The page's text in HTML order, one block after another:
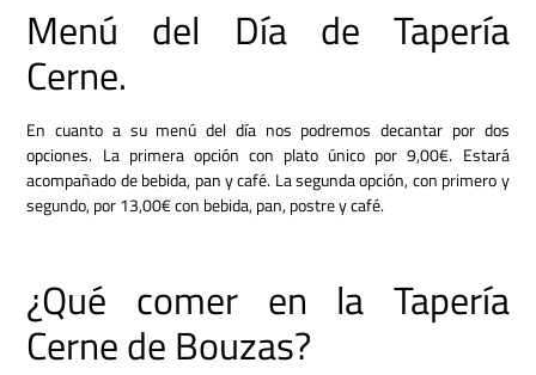
Menú del Día de Tapería
Cerne.
En cuanto a su menú del día nos podremos decantar por dos
opciones. La primera opción con plato único por 9,00€. Estará
acompañado de bebida, pan y café. La segunda opción, con primero y
segundo, por 13,00€ con bebida, pan, postre y café.
¿Qué comer en la Tapería
Cerne de Bouzas?